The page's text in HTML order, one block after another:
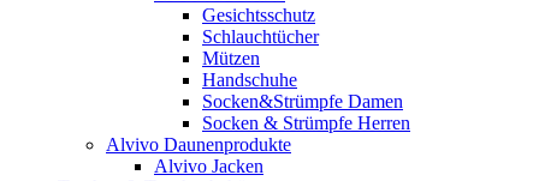
Gesichtsschutz
Schlauchtücher
Mützen
Handschuhe
Socken&Strümpfe Damen
Socken & Strümpfe Herren
Alvivo Daunenprodukte
Alvivo Jacken